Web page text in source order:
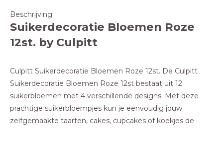
Beschrijving
Suikerdecoratie Bloemen Roze
12st. by Culpitt
Culpitt Suikerdecoratie Bloemen Roze 12st. De Culpitt
Suikerdecoratie Bloemen Roze 12st bestaat uit 12
suikerbloemen met 4 verschillende designs. Met deze
prachtige suikerbloempjes kun je eenvoudig jouw
zelfgemaakte taarten, cakes, cupcakes of koekjes de